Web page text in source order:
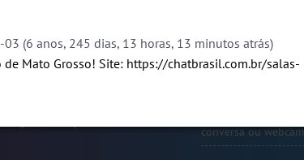
Protegemos o seu
webcam.
e printscreen pela
conversa ou
(6 anos, 245 dias, 13 horas, 13 minutos atrás)
Mato Grosso! Site: https://chatbrasil.com.br/salas-